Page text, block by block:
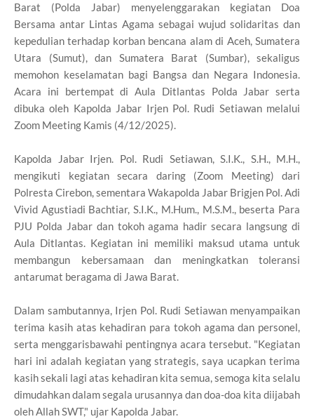
Barat (Polda Jabar) menyelenggarakan kegiatan Doa
Bersama antar Lintas Agama sebagai wujud solidaritas dan
kepedulian terhadap korban bencana alam di Aceh, Sumatera
Utara (Sumut), dan Sumatera Barat (Sumbar), sekaligus
memohon keselamatan bagi Bangsa dan Negara Indonesia.
Acara ini bertempat di Aula Ditlantas Polda Jabar serta
dibuka oleh Kapolda Jabar Irjen Pol. Rudi Setiawan melalui
Zoom Meeting Kamis (4/12/2025).
Kapolda Jabar Irjen. Pol. Rudi Setiawan, S.I.K., S.H., M.H.,
mengikuti kegiatan secara daring (Zoom Meeting) dari
Polresta Cirebon, sementara Wakapolda Jabar Brigjen Pol. Adi
Vivid Agustiadi Bachtiar, S.I.K., M.Hum., M.S.M., beserta Para
PJU Polda Jabar dan tokoh agama hadir secara langsung di
Aula Ditlantas. Kegiatan ini memiliki maksud utama untuk
membangun kebersamaan dan meningkatkan toleransi
antarumat beragama di Jawa Barat.
Dalam sambutannya, Irjen Pol. Rudi Setiawan menyampaikan
terima kasih atas kehadiran para tokoh agama dan personel,
serta menggarisbawahi pentingnya acara tersebut. "Kegiatan
hari ini adalah kegiatan yang strategis, saya ucapkan terima
kasih sekali lagi atas kehadiran kita semua, semoga kita selalu
dimudahkan dalam segala urusannya dan doa-doa kita diijabah
oleh Allah SWT," ujar Kapolda Jabar.